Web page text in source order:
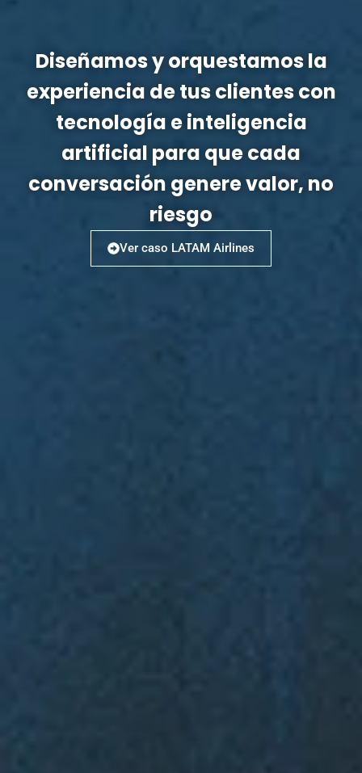
Diseñamos y orquestamos la
experiencia de tus clientes con
tecnología e inteligencia
artificial para que cada
conversación genere valor, no
riesgo
Ver caso LATAM Airlines